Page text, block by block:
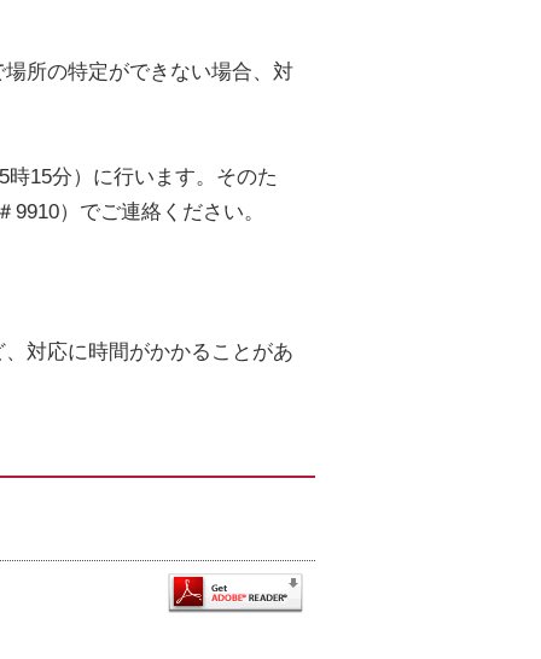
所の特定ができない場合、対
15分）に行います。そのた
）でご連絡ください。
対応に時間がかかることがあ